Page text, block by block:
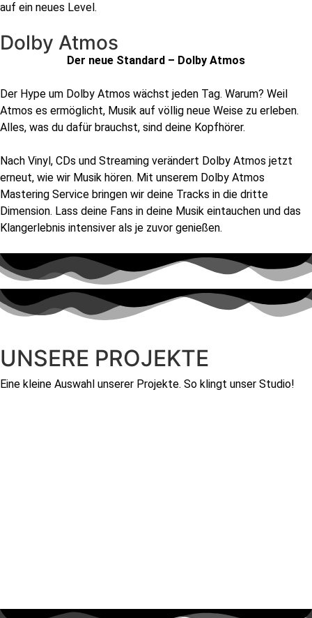
auf ein neues Level.
Dolby Atmos
Der neue Standard – Dolby Atmos
Der Hype um Dolby Atmos wächst jeden Tag. Warum? Weil
Atmos es ermöglicht, Musik auf völlig neue Weise zu erleben.
Alles, was du dafür brauchst, sind deine Kopfhörer.
Nach Vinyl, CDs und Streaming verändert Dolby Atmos jetzt
erneut, wie wir Musik hören. Mit unserem Dolby Atmos
Mastering Service bringen wir deine Tracks in die dritte
Dimension. Lass deine Fans in deine Musik eintauchen und das
Klangerlebnis intensiver als je zuvor genießen.
UNSERE PROJEKTE
Eine kleine Auswahl unserer Projekte. So klingt unser Studio!